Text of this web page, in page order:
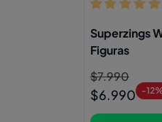
Superzings
Figuras
Precio
habitual
$7.990
Precio
de
oferta
$6.990 -